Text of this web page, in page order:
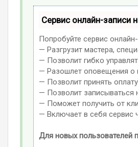
Сервис онлайн-записи
Попробуйте сервис
— Разгрузит мастера,
— Позволит гибко
— Разошлет оповещения о
— Позволит принять
— Позволит записываться
— Поможет получить от
— Включает в себя сервис
Для новых пользователей